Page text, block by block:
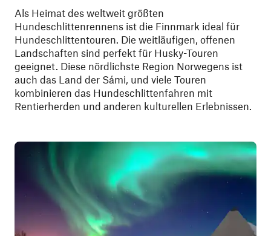
Als Heimat des weltweit größten
Hundeschlittenrennens ist die Finnmark ideal für
Hundeschlittentouren. Die weitläufigen, offenen
Landschaften sind perfekt für Husky-Touren
geeignet. Diese nördlichste Region Norwegens ist
auch das Land der Sámi, und viele Touren
kombinieren das Hundeschlittenfahren mit
Rentierherden und anderen kulturellen Erlebnissen.